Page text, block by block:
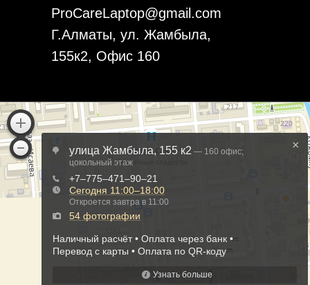
ProCareLaptop@gmail.com
Г.Алматы, ул. Жамбыла,
155к2, Офис 160